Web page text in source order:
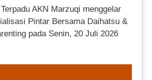
AKN Marzuqi menggelar
Pintar Bersama Daihatsu &
pada Senin, 20 Juli 2026